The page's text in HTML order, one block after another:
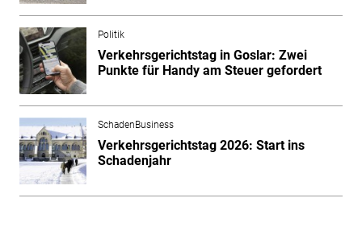
Politik
Verkehrsgerichtstag in Goslar: Zwei
Punkte für Handy am Steuer gefordert
SchadenBusiness
Verkehrsgerichtstag 2026: Start ins
Schadenjahr